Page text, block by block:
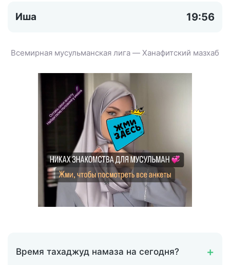
Иша 19:56
Всемирная мусульманская лига — Ханафитский мазхаб
Время тахаджуд намаза на сегодня?